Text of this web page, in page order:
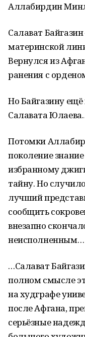
Аллабирдин
Салават
материнской
Вернулся из
ранения с
Но Байгазину ещё
Салавата
Потомки
поколение
избранному
тайну. Но
лучший
сообщить
внезапно
неисполненным…
…Салават
полном смысле
на худграфе
после Афгана,
серьёзные